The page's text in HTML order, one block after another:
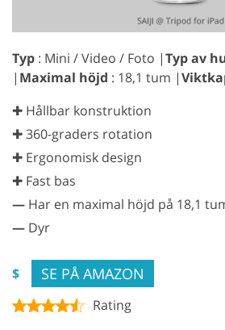
Typ : Mini / Video / Foto |Typ av
| Maximal höjd : 18,1 tum |
✚ Hållbar konstruktion
✚ 360-graders rotation
✚ Ergonomisk design
✚ Fast bas
— Har en maximal höjd på 18,1
— Dyr
$ SE PÅ AMAZON
Rating